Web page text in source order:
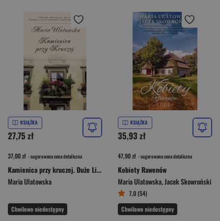
KSIĄŻKA
27,75 zł
37,00 zł - sugerowana cena detaliczna
Kamienica przy kruczej. Duże Litery
Maria Ulatowska
Chwilowo niedostępny
KSIĄŻKA
35,93 zł
47,90 zł - sugerowana cena detaliczna
Kobiety Rawenów
Maria Ulatowska,Jacek Skowroński
7,0 (54)
Chwilowo niedostępny